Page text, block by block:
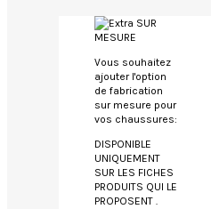
Vous souhaitez
ajouter l'option
de fabrication
sur mesure pour
vos chaussures:
DISPONIBLE
UNIQUEMENT
SUR LES FICHES
PRODUITS QUI LE
PROPOSENT .